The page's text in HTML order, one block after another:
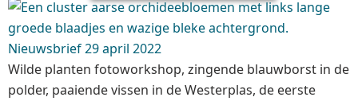
Nieuwsbrief 29 april 2022
Wilde planten fotoworkshop, zingende blauwborst in de
polder, paaiende vissen in de Westerplas, de eerste